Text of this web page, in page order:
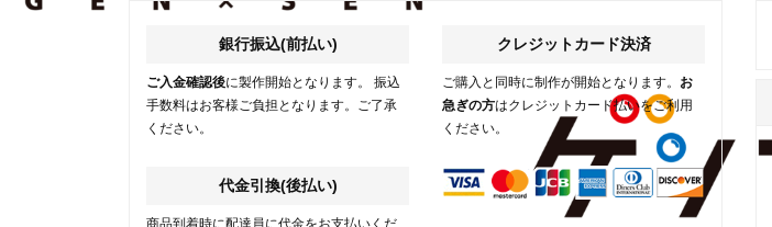
銀行振込(前払い)
ご入金確認後に製作開始となります。 振込
手数料はお客様ご負担となります。ご了承
ください。
代金引換(後払い)
商品到着時に配達員に代金をお支払いくだ
クレジットカード決済
ご購入と同時に制作が開始となります。 お
急ぎの方はクレジットカード払いをご利用
ください。